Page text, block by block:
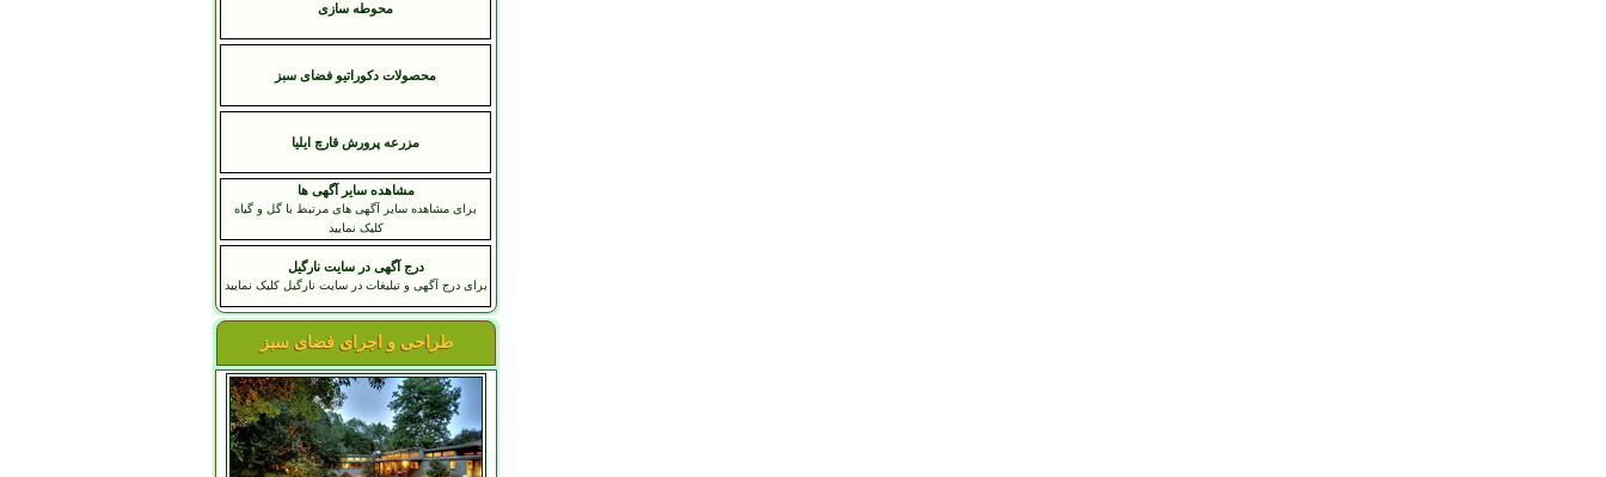
محوطه سازی
محصولات دکوراتیو فضای سبز
مزرعه پرورش قارچ ايليا
مشاهده سایر آگهی ها
برای مشاهده سایر آگهی های مرتبط با گل و گیاه
کلیک نمایید
درج آگهی در سایت نارگیل
برای درج آگهی و تبلیغات در سایت نارگیل کلیک نمایید
طراحی و اجرای فضای سبز